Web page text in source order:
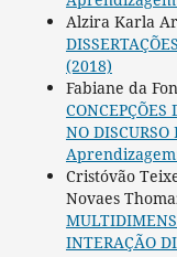
Alzira Karla
DISSERTAÇÕES
(2018)
Fabiane da
NO DISCURSO
Cristóvão
Novaes
INTERAÇÃO